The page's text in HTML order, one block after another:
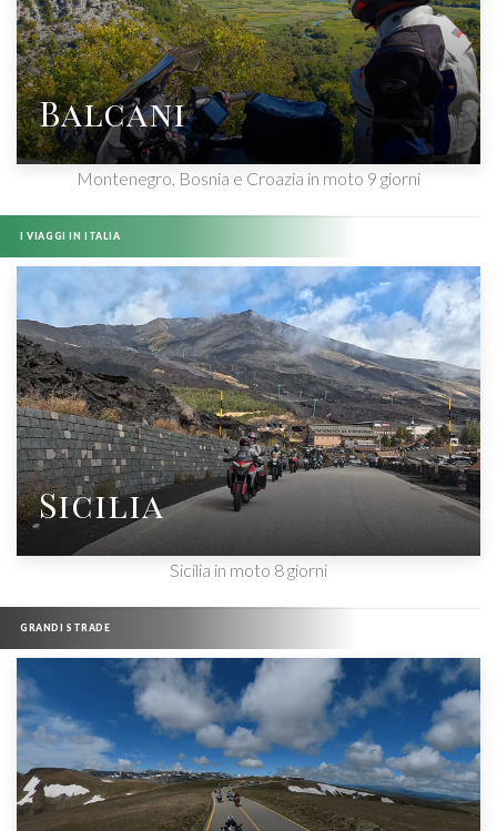
Balcani
Montenegro, Bosnia e Croazia in moto 9 giorni
I VIAGGI IN ITALIA
Sicilia
Sicilia in moto 8 giorni
GRANDI STRADE